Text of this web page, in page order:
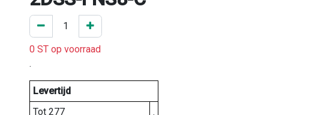
0 ST op voorraad
.
Levertijd
Tot 277
.